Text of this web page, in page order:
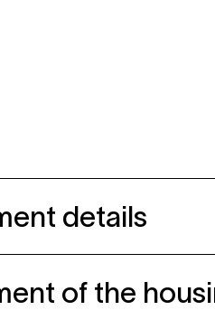
details
of the